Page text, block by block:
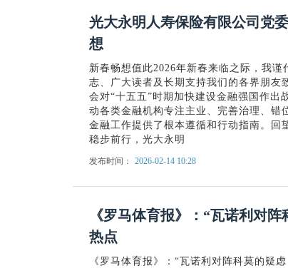
光大永明人寿保险有限公司党
想
新春畅想值此2026年新春来临之际，我
志、广大读者及长期支持我们的各界朋友
会对“十五五”时期加快建设金融强国作出
动各类金融机构专注主业、完善治理、错
金融工作提供了根本遵循和行动指南。回
稳步前行，光大永明
发布时间： 2026-02-14 10:28
《罗马体育报》：“瓦诺利对
热点
《罗马体育报》：“瓦诺利对阵科莫的疑